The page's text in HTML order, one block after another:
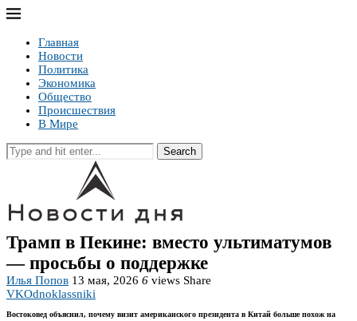
Главная
Новости
Политика
Экономика
Общество
Происшествия
В Мире
Search
Трамп в Пекине: вместо ультиматумов
— просьбы о поддержке
Илья Попов 13 мая, 2026 6 views Share
VKOdnoklassniki
Востоковед объяснил, почему визит американского президента в Китай больше похож на